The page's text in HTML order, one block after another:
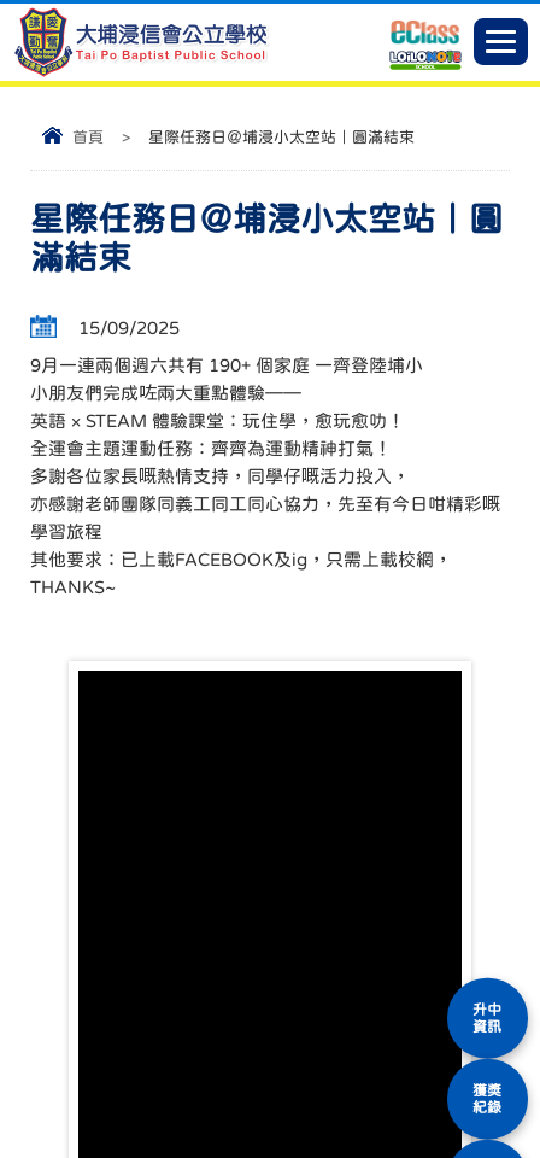
首頁 > 星際任務日＠埔浸小太空站｜圓滿結束
星際任務日＠埔浸小太空站｜圓
滿結束
15/09/2025
9月一連兩個週六共有 190+ 個家庭 一齊登陸埔小
小朋友們完成咗兩大重點體驗——
英語 × STEAM 體驗課堂：玩住學，愈玩愈叻！
全運會主題運動任務：齊齊為運動精神打氣！
多謝各位家長嘅熱情支持，同學仔嘅活力投入，
亦感謝老師團隊同義工同工同心協力，先至有今日咁精彩嘅
學習旅程
其他要求：已上載FACEBOOK及ig，只需上載校網，
THANKS~
升中
資訊
獲獎
紀錄